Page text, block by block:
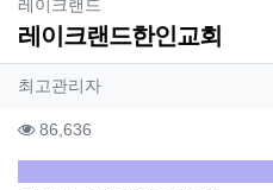
레이크랜드
레이크랜드한인교회
작성자 정보
최고관리자작성
컨텐츠 정보
86,636
본문